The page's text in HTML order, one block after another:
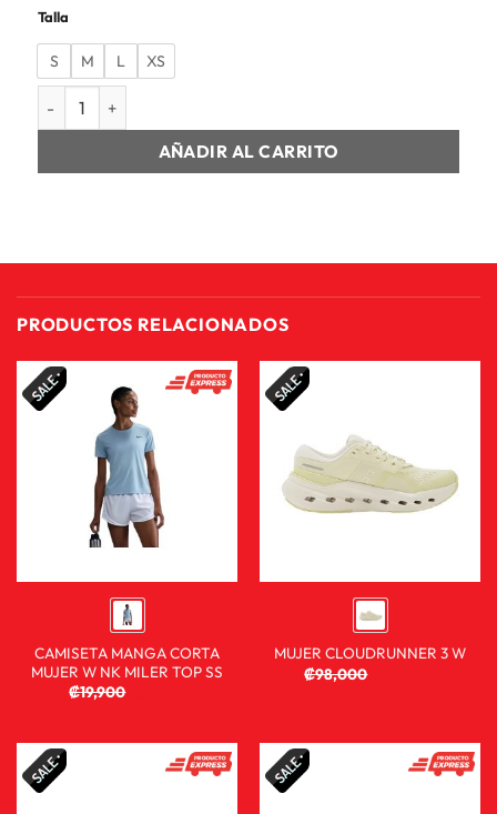
Talla
S M L
XS
CAMISETA MANGA CORTA MUJER W NK MILER TOP SS
AÑADIR AL CARRITO
PRODUCTOS RELACIONADOS
CAMISETA MANGA CORTA
MUJER W NK MILER TOP SS
₡19,900
MUJER CLOUDRUNNER 3 W
₡98,000